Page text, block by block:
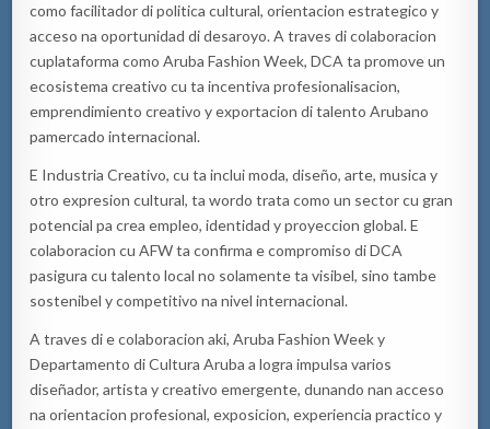
como facilitador dipolitica cultural,orientacion estrategico y
accesona oportunidad didesaroyo. Atraves dicolaboracion
cuplataforma como ArubaFashion Week, DCAta promoveun
ecosistema creativocu ta incentivaprofesionalisacion,
emprendimiento creativo yexportacion di talentoArubano
pamercado internacional.
E Industria Creativo,cu ta incluimoda, diseño, arte,musica y
otroexpresion cultural,ta wordo trata como un sectorcu gran
potencialpa crea empleo, identidad yproyeccion global. E
colaboracion cu AFWta confirmaecompromiso di DCA
pasigura cu talento local no solamenteta visibel, sino tambe
sostenibel y competitivona nivel internacional.
Atraves di ecolaboracion aki, ArubaFashion Weeky
Departamento di Cultura Aruba a logra impulsa varios
diseñador, artista y creativo emergente,dunando nan acceso
na orientacion profesional,exposicion, experiencia practico y